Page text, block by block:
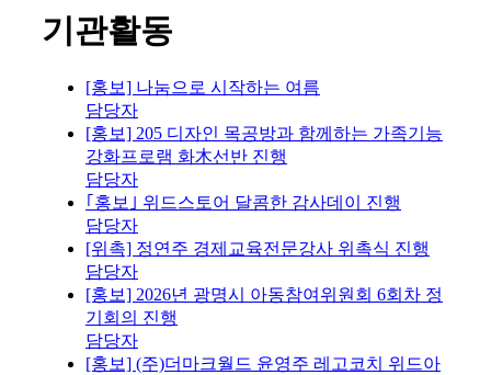
기관활동
[홍보] 나눔으로 시작하는 여름
담당자
[홍보] 205 디자인 목공방과 함께하는 가족기능
강화프로램 화木선반 진행
담당자
｢홍보｣ 위드스토어 달콤한 감사데이 진행
담당자
[위촉] 정연주 경제교육전문강사 위촉식 진행
담당자
[홍보] 2026년 광명시 아동참여위원회 6회차 정
기회의 진행
담당자
[홍보] (주)더마크월드 윤영주 레고코치 위드아